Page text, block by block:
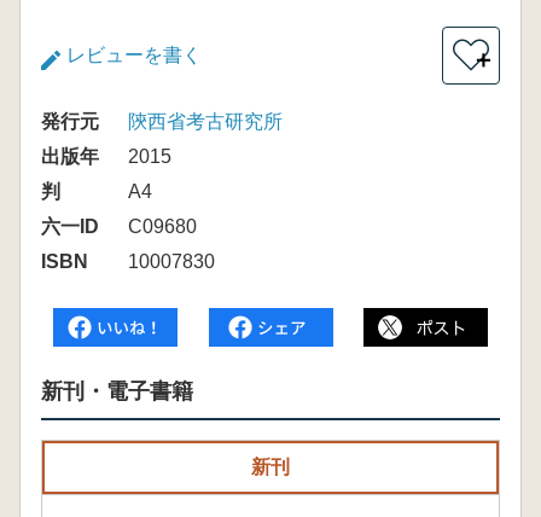
レビューを書く ＋
発行元
陝西省考古研究所
出版年
2015
判
A4
六一ID
C09680
ISBN
10007830
新刊・電子書籍
新刊